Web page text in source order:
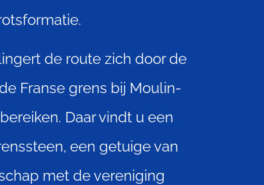
de route zich door de
Franse grens bij Moulin-
Daar vindt u een
een getuige van
met de vereniging